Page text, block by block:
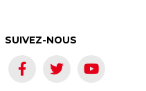
SUIVEZ-NOUS